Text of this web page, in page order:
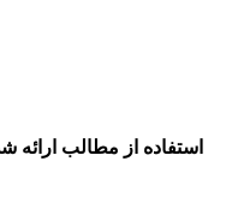
استفاده از مطالب ارائه